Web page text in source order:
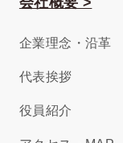
企業理念・沿革
代表挨拶
役員紹介